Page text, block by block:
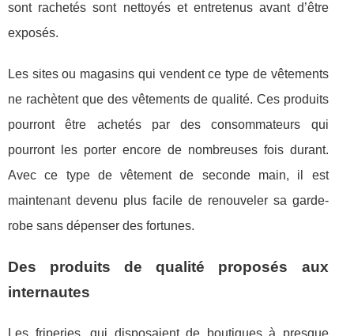
sont rachetés sont nettoyés et entretenus avant d’être
exposés.
Les sites ou magasins qui vendent ce type de vêtements
ne rachètent que des vêtements de qualité. Ces produits
pourront être achetés par des consommateurs qui
pourront les porter encore de nombreuses fois durant.
Avec ce type de vêtement de seconde main, il est
maintenant devenu plus facile de renouveler sa garde-
robe sans dépenser des fortunes.
Des produits de qualité proposés aux
internautes
Les friperies, qui disposaient de boutiques à presque